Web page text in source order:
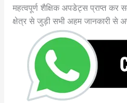
महत्वपूर्ण शैक्षिक अपडेट्स प्राप्त कर
क्षेत्र से जुड़ी सभी अहम जानकारी से